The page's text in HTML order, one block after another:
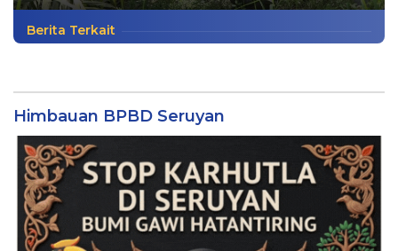
Berita Terkait
Himbauan BPBD Seruyan